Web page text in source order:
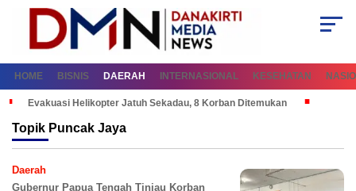
HOME BISNIS DAERAH INTERNASIONAL KESEHATAN
Evakuasi Helikopter Jatuh Sekadau, 8 Korban Ditemukan
Topik Puncak Jaya
Daerah
Gubernur Papua Tengah Tinjau Korban